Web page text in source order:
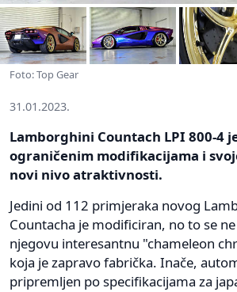
Foto: Top Gear
31.01.2023.
Lamborghini Countach LPI 800-4
ograničenim modifikacijama i
novi nivo atraktivnosti.
Jedini od 112 primjeraka novog
Countacha je modificiran, no to se
njegovu interesantnu "chameleon
koja je zapravo fabrička. Inače,
pripremljen po specifikacijama za